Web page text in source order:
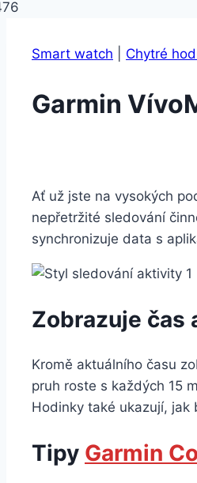
Smart watch Chytré
Garmin
Ať už jste na vysokých
nepřetržité sledování
synchronizuje data s
Zobrazuje čas
Kromě aktuálního času
pruh roste s každých 15
Hodinky také ukazují, jak
Tipy Garmin